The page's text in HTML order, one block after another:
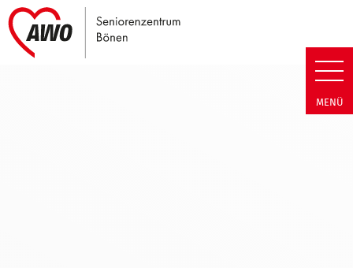
Link zu Home
Seniorenzentrum Bönen |
MENÜ